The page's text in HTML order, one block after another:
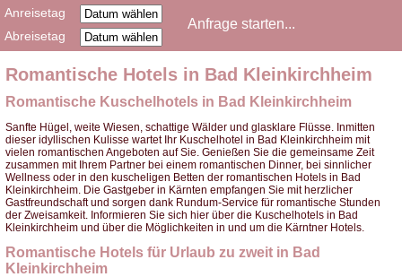
Anreisetag
Abreisetag
Romantische Hotels in Bad Kleinkirchheim
Romantische Kuschelhotels in Bad Kleinkirchheim
Sanfte Hügel, weite Wiesen, schattige Wälder und glasklare Flüsse. Inmitten
dieser idyllischen Kulisse wartet Ihr Kuschelhotel in Bad Kleinkirchheim mit
vielen romantischen Angeboten auf Sie. Genießen Sie die gemeinsame Zeit
zusammen mit Ihrem Partner bei einem romantischen Dinner, bei sinnlicher
Wellness oder in den kuscheligen Betten der romantischen Hotels in Bad
Kleinkirchheim. Die Gastgeber in Kärnten empfangen Sie mit herzlicher
Gastfreundschaft und sorgen dank Rundum-Service für romantische Stunden
der Zweisamkeit. Informieren Sie sich hier über die Kuschelhotels in Bad
Kleinkirchheim und über die Möglichkeiten in und um die Kärntner Hotels.
Romantische Hotels für Urlaub zu zweit in Bad
Kleinkirchheim